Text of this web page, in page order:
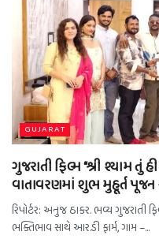
GUJARAT
ગુજરાતી ફિલ્મ “શ્રી શ્યામ તું
વાતાવરણમાં શુભ મુહૂર્ત
રિપોર્ટર: અનુજ ઠાકર. ભવ્ય ગુજરાતી
ભક્તિભાવ સાથે આર.ડી ફાર્મ, ગામ –...